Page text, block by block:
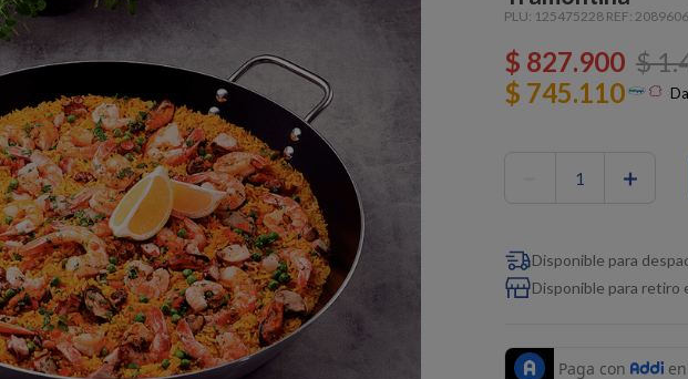
PLU: 125475228 REF:
$ 827.900 $1.
$ 745.110
＋
Disponible para
Disponible para retiro